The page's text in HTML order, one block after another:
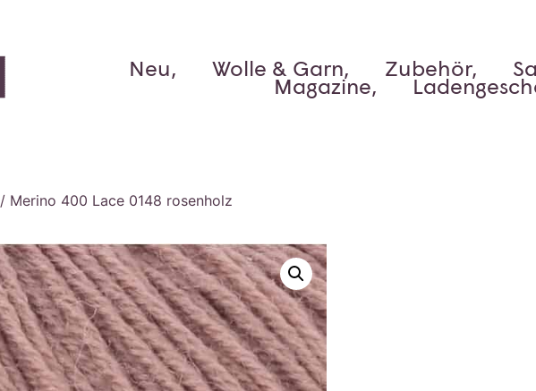
Neu, Wolle & Garn, Zubehör,
Magazine,
/ Merino 400 Lace 0148 rosenholz